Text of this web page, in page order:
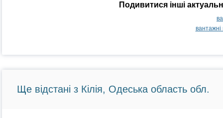
Подивитися інші
Ще відстані з Кілія, Одеська область обл.